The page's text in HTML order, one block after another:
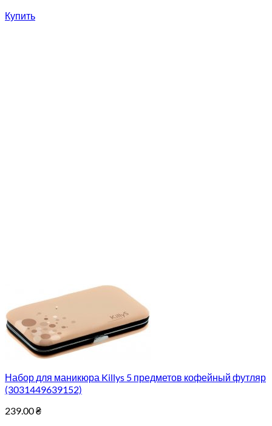
Купить
Набор для маникюра Killys 5 предметов кофейный футляр
(3031449639152)
239.00₴